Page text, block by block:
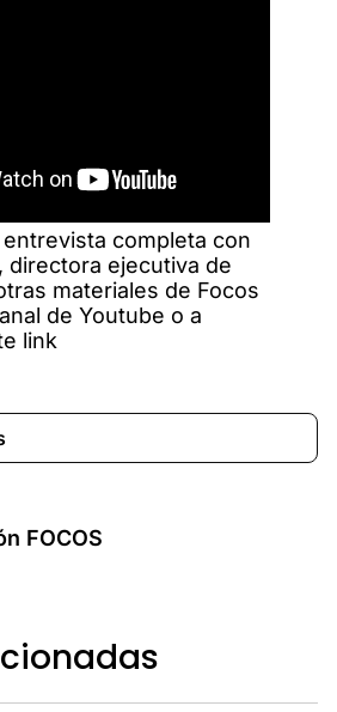
completa con
directora ejecutiva de
materiales de Focos
de Youtube o a
link
FOCOS